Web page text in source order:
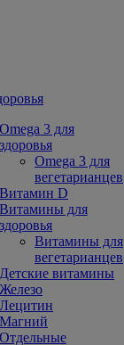
Omega 3 для
здоровья
Omega 3 для
вегетарианцев
Витамин D
Витамины для
здоровья
Витамины для
вегетарианцев
Детские витамины
Железо
Лецитин
Магний
Отдельные